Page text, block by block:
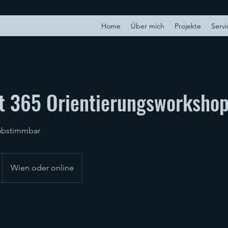
Home Über mich Projekte
365 Orientierungsworkshop
Wien oder online